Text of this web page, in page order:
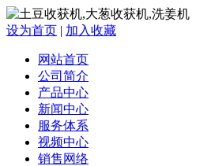
设为首页 | 加入收藏
网站首页
公司简介
产品中心
新闻中心
服务体系
视频中心
销售网络